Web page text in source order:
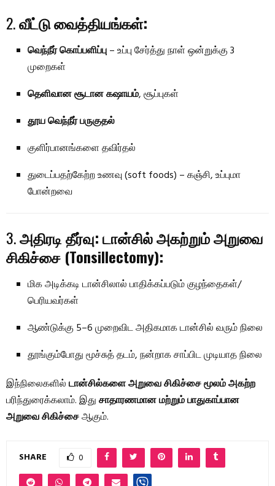
2.வீட்டு வைத்தியங்கள்:
வெந்நீர் கொப்பளிப்பு– உப்பு சேர்த்து நாள் ஒன்றுக்கு 3
முறைகள்
தெளிவான சூடான கஷாயம், சூப்புகள்
தூய வெந்நீர் பருகுதல்
குளிர்பானங்களை தவிர்தல்
துடைப்பதற்கேற்ற உணவு (soft foods) – கஞ்சி, உப்புமா
போன்றவை
3.அதிரடி தீர்வு: டான்சில் அகற்றும் அறுவை
சிகிச்சை (Tonsillectomy):
மிக அடிக்கடி டான்சிலால் பாதிக்கப்படும் குழந்தைகள்/
பெரியவர்கள்
ஆண்டுக்கு 5–6 முறைவிட அதிகமாக டான்சில் வரும் நிலை
தூங்கும்போது மூச்சுத் தடம், நன்றாக சாப்பிட முடியாத நிலை
இந்நிலைகளில்டான்சில்களை அறுவை சிகிச்சை மூலம் அகற்ற
பரிந்துரைக்கலாம். இதுசாதாரணமான மற்றும் பாதுகாப்பான
அறுவை சிகிச்சைஆகும்.
SHARE 0